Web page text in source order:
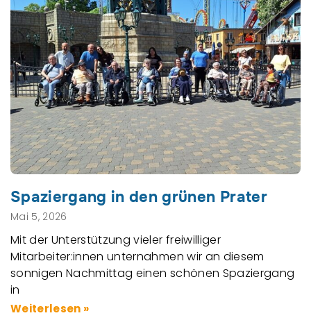
Spaziergang in den grünen Prater
Mai 5, 2026
Mit der Unterstützung vieler freiwilliger
Mitarbeiter:innen unternahmen wir an diesem
sonnigen Nachmittag einen schönen Spaziergang
in
Weiterlesen »